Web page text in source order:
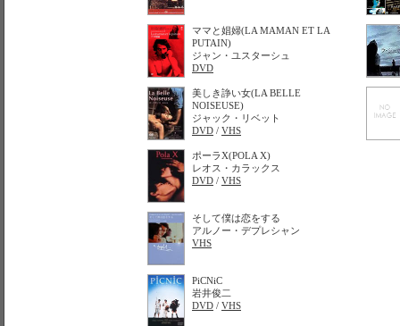
ママと娼婦(LA MAMAN ET LA
PUTAIN)
ジャン・ユスターシュ
DVD
美しき諍い女(LA BELLE
NOISEUSE)
ジャック・リベット
DVD / VHS
ポーラX(POLA X)
レオス・カラックス
DVD / VHS
そして僕は恋をする
アルノー・デプレシャン
VHS
PiCNiC
岩井俊二
DVD / VHS